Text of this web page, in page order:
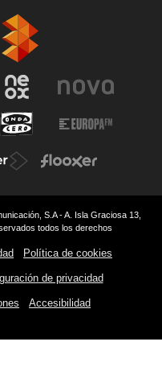
S.A - A. Isla Graciosa 13,
todos los derechos
Política de cookies
de privacidad
Accesibilidad